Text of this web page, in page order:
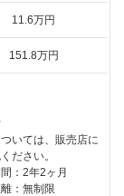
11.6万円
151.8万円
いては、販売店に
ださい。
：2年2ヶ月
：無制限